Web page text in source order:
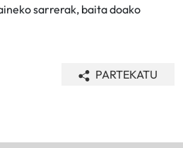
sarrerak, baita doako
PARTEKATU